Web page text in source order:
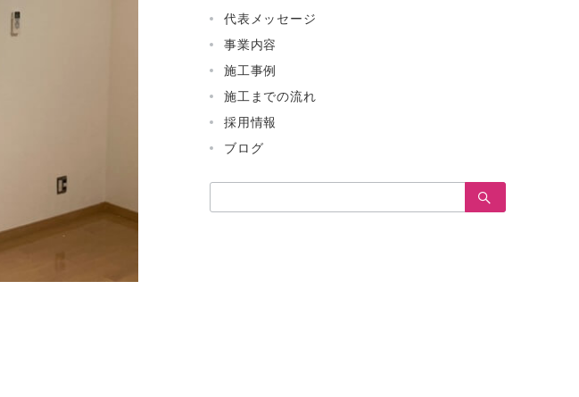
代表メッセージ
事業内容
施工事例
施工までの流れ
採用情報
ブログ
索：